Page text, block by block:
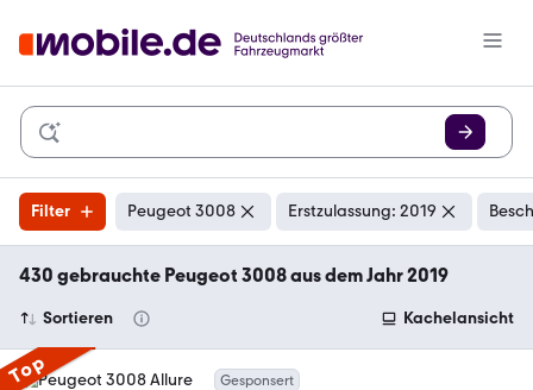
Filter Peugeot 3008 Erstzulassung: 2019
430 gebrauchte Peugeot 3008 aus dem Jahr 2019
Sortieren Kachelansicht
Top Gesponsert